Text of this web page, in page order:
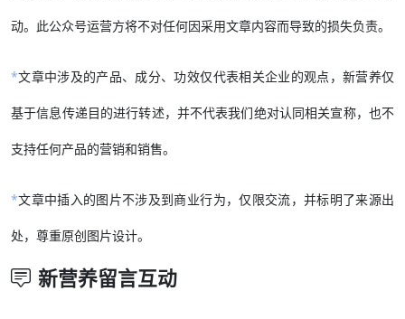
动。此公众号运营方将不对任何因采用文章内容而导致的损失负责。
*文章中涉及的产品、成分、功效仅代表相关企业的观点，新营养仅
基于信息传递目的进行转述，并不代表我们绝对认同相关宣称，也不
支持任何产品的营销和销售。
*文章中插入的图片不涉及到商业行为，仅限交流，并标明了来源出
处，尊重原创图片设计。
新营养留言互动